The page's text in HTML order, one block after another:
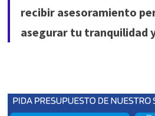
recibir asesoramiento
asegurar tu tranquilidad